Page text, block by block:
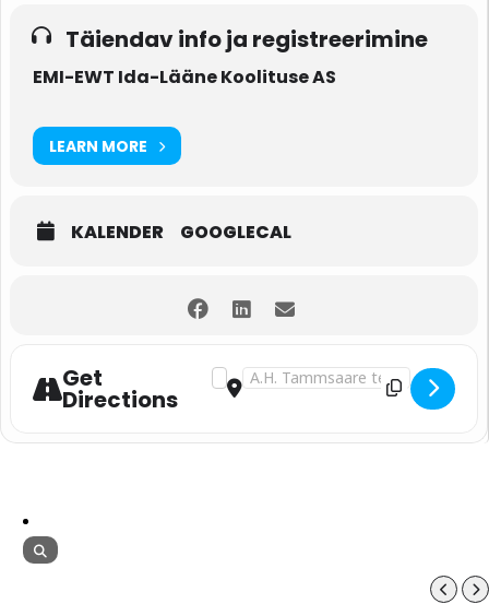
Täiendav info ja registreerimine
EMI-EWT Ida-Lääne Koolituse AS
LEARN MORE
KALENDER GOOGLECAL
Get
Directions
Address - EMI EWT koolitus:
Destination Address - EMI EWT